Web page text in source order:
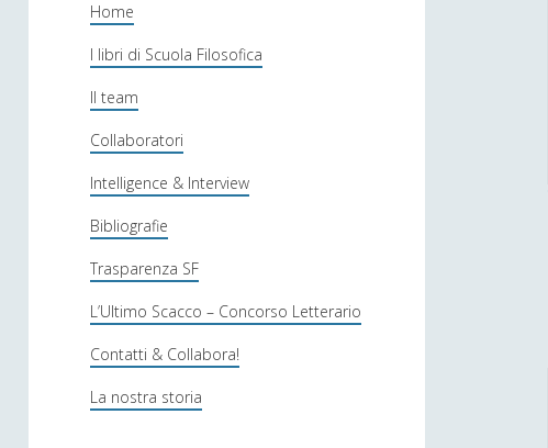
o
l
a
f
i
l
o
s
o
f
Home
I libri di Scuola Filosofica
Il team
Collaboratori
Intelligence & Interview
Bibliografie
Trasparenza SF
L’Ultimo Scacco – Concorso Letterario
Contatti & Collabora!
La nostra storia